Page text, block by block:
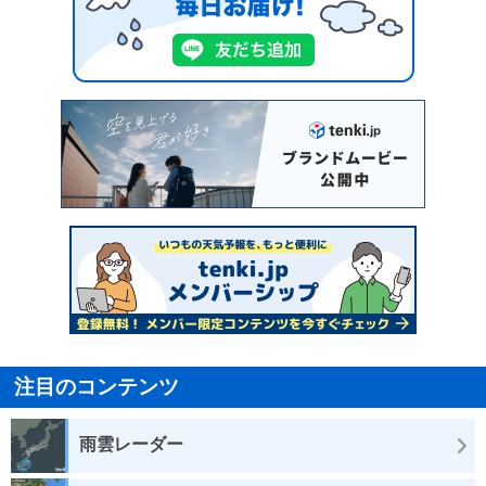
注目のコンテンツ
雨雲レーダー